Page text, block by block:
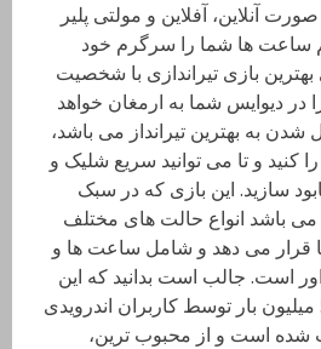
آنلاین، آفلاین و مولتی پلیر
ساعت ها شما را سرگرم خود
بازی تیراندازی با شخصیت
دیوایس شما به ارمغان خواهد
شدن به بهترین تیرانداز می باشد،
کنید و تا می توانید سریع شلیک و
سازید. این بازی که در سبک
انواع حالت های مختلف
قرار می دهد و شامل ساعت ها و
است. جالب است بدانید که این
بازی تا به امروز +50 میلیون بار توسط کاربران اندرویدی
شده است و از محبوب ترین،